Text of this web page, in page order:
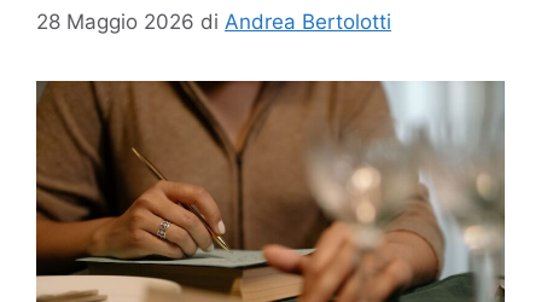
28 Maggio 2026 di Andrea Bertolotti